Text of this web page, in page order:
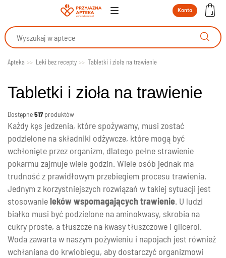
Konto
Apteka Leki bez recepty Tabletki i zioła na trawienie
Tabletki i zioła na trawienie
Dostępne517 produktów
Każdy kęs jedzenia, które spożywamy, musi zostać
podzielone na składniki odżywcze, które mogą być
wchłonięte przez organizm, dlatego pełne strawienie
pokarmu zajmuje wiele godzin. Wiele osób jednak ma
trudność z prawidłowym przebiegiem procesu trawienia.
Jednym z korzystniejszych rozwiązań w takiej sytuacji jest
stosowanieleków wspomagających trawienie. U ludzi
białko musi być podzielone na aminokwasy, skrobia na
cukry proste, a tłuszcze na kwasy tłuszczowe i glicerol.
Woda zawarta w naszym pożywieniu i napojach jest również
wchłaniana do krwiobiegu, aby dostarczyć organizmowi